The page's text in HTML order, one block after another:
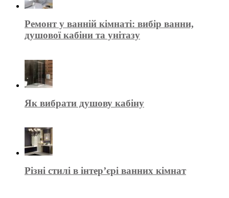
Ремонт у ванній кімнаті: вибір ванни,
душової кабіни та унітазу
Як вибрати душову кабіну
Різні стилі в інтер’єрі ванних кімнат